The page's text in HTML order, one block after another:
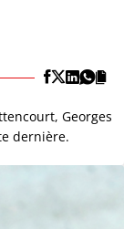
Georges
dernière.